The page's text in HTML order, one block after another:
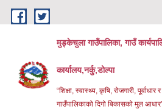
Skip to main content
मुड्केचुला गाउँपालिका, गाउँ
कार्यालय,नर्कु,डोल्पा
“शिक्षा, स्वास्थ्य, कृषि, रोजगारी,
गाउँपालिकाको दिगो बिकासको मुल